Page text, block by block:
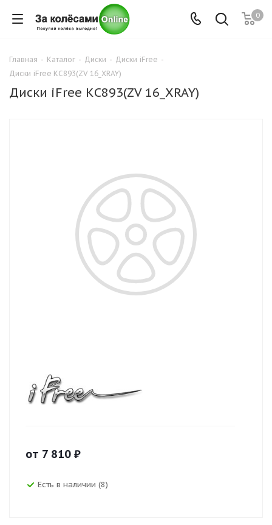
0
Главная - Каталог - Диски - Диски iFree -
Диски iFree КС893(ZV 16_XRAY)
Диски iFree КС893(ZV 16_XRAY)
от 7 810 ₽
Есть в наличии (8)